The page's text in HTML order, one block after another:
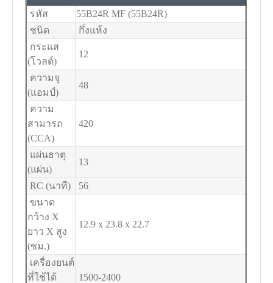
รหัส
55B24R MF (55B24R)
ชนิด
กึ่งแห้ง
กระแส
(โวลต์)
12
ความจุ
(แอมป์)
48
ความ
สามารถ
(CCA)
420
แผ่นธาตุ
(แผ่น)
13
RC (นาที)
56
ขนาด
กว้าง X
ยาว X สูง
(ซม.)
12.9 x 23.8 x 22.7
เครื่องยนต์
ที่ใช้ได้
1500-2400